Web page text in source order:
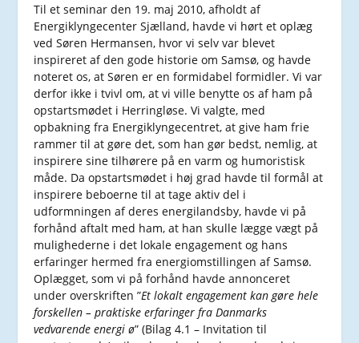
Til et seminar den 19. maj 2010, afholdt af
Energiklyngecenter Sjælland, havde vi hørt et oplæg
ved Søren Hermansen, hvor vi selv var blevet
inspireret af den gode historie om Samsø, og havde
noteret os, at Søren er en formidabel formidler. Vi var
derfor ikke i tvivl om, at vi ville benytte os af ham på
opstartsmødet i Herringløse. Vi valgte, med
opbakning fra Energiklyngecentret, at give ham frie
rammer til at gøre det, som han gør bedst, nemlig, at
inspirere sine tilhørere på en varm og humoristisk
måde. Da opstartsmødet i høj grad havde til formål at
inspirere beboerne til at tage aktiv del i
udformningen af deres energilandsby, havde vi på
forhånd aftalt med ham, at han skulle lægge vægt på
mulighederne i det lokale engagement og hans
erfaringer hermed fra energiomstillingen af Samsø.
Oplægget, som vi på forhånd havde annonceret
under overskriften ”Et lokalt engagement kan gøre hele
forskellen – praktiske erfaringer fra Danmarks
vedvarende energi ø” (Bilag 4.1 – Invitation til